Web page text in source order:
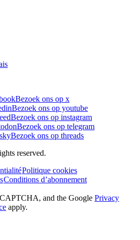
Bezoek ons op x
Bezoek ons op youtube
Bezoek ons op instagram
Bezoek ons op telegram
Bezoek ons op threads
reserved.
Politique cookies
Conditions d’abonnement
and the Google Privacy
apply.